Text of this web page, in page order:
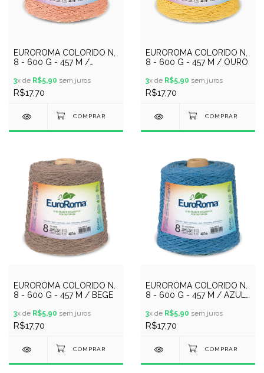
EUROROMA COLORIDO N.
8 - 600 G - 457 M /
3x de R$5,90 sem juros
R$17,70
EUROROMA COLORIDO N.
8 - 600 G - 457 M / OURO
3x de R$5,90 sem juros
R$17,70
EUROROMA COLORIDO N.
8 - 600 G - 457 M / BEGE
3x de R$5,90 sem juros
R$17,70
EUROROMA COLORIDO N.
8 - 600 G - 457 M / AZUL
3x de R$5,90 sem juros
R$17,70